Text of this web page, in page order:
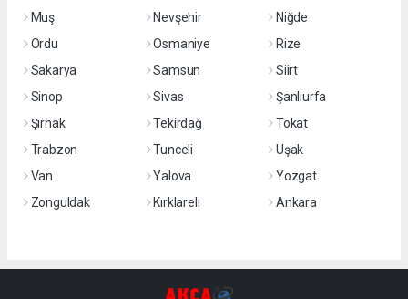
Muş
Nevşehir
Niğde
Ordu
Osmaniye
Rize
Sakarya
Samsun
Siirt
Sinop
Sivas
Şanlıurfa
Şırnak
Tekirdağ
Tokat
Trabzon
Tunceli
Uşak
Van
Yalova
Yozgat
Zonguldak
Kırklareli Ankara